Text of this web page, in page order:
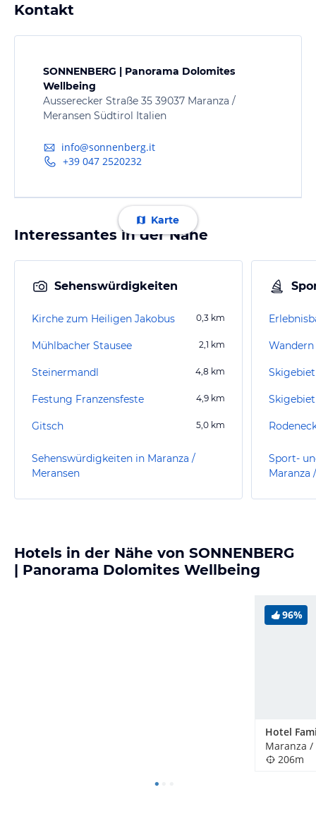
Kontakt
SONNENBERG | Panorama Dolomites
Wellbeing
Ausserecker Straße 35 39037 Maranza /
Meransen Südtirol Italien
info@sonnenberg.it
+39 047 2520232
Karte
Interessantes in der Nähe
Sehenswürdigkeiten
Kirche zum Heiligen Jakobus 0,3 km
Mühlbacher Stausee 2,1 km
Steinermandl 4,8 km
Festung Franzensfeste 4,9 km
Gitsch 5,0 km
Sehenswürdigkeiten in Maranza /
Meransen
Sport-
Maranza
Hotels in der Nähe von SONNENBERG
| Panorama Dolomites Wellbeing
96%
Hotel
Maranza
206m